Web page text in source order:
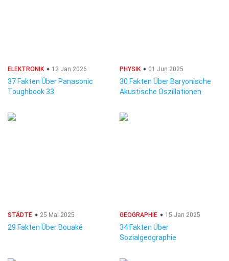
ELEKTRONIK 12 Jan 2026
37 Fakten Über Panasonic
Toughbook 33
PHYSIK 01 Jun 2025
30 Fakten Über Baryonische
Akustische Oszillationen
STÄDTE 25 Mai 2025
29 Fakten Über Bouaké
GEOGRAPHIE 15 Jan 2025
34 Fakten Über
Sozialgeographie